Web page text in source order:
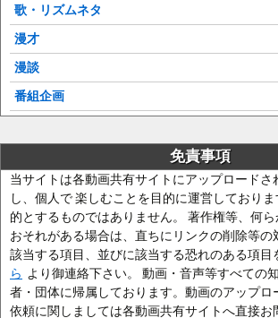
歌・リズムネタ
漫才
漫談
番組企画
免責事項
当サイトは各動画共有サイトにアップロード
し、個人で 楽しむことを目的に運営しており
的とするものではありません。 著作権等、何
おそれがある場合は、直ちにリンクの削除等の
該当する項目、並びに該当する恐れのある項目
ら より御連絡下さい。 動画・音声等すべての
者・団体に帰属しております。動画のアップロ
依頼に関しましては各動画共有サイトへ直接お